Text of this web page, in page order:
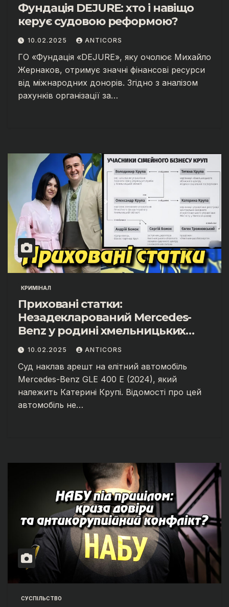
Фундація DEJURE: хто і навіщо
керує судовою реформою?
10.02.2025 ANTICORS
ГО «Фундація «DEJURE», яку очолює Михайло
Жернаков, отримує значні фінансові ресурси
від міжнародних донорів. Згідно з аналізом
рахунків організації за…
КРИМІНАЛ
Приховані статки:
Незадекларований Mercedes-
Benz у родині хмельницьких
чиновників
10.02.2025 ANTICORS
Суд наклав арешт на елітний автомобіль
Mercedes-Benz GLE 400 E (2024), який
належить Катерині Крупі. Відомості про цей
автомобіль не…
СУСПІЛЬСТВО